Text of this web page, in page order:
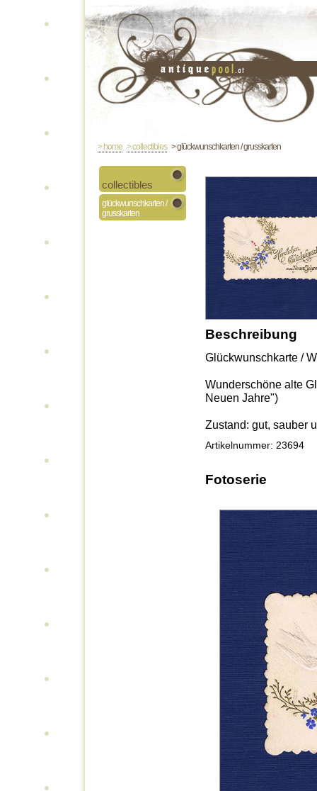
> home > collectibles> glückwunschkarten / grusskarten
collectibles
glückwunschkarten /
grusskarten
Beschreibung
Glückwunschkarte /
Wunderschöne alte
Neuen Jahre")
Zustand: gut, sauber
Artikelnummer: 23694
Fotoserie